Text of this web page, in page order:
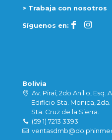
> Trabaja con nosotros
Síguenos en:
Bolivia
Av. Piraí, 2do Anillo, Esq.
Edificio Sta. Monica, 2da.
Sta. Cruz de la Sierra.
(59 1) 7213 3393